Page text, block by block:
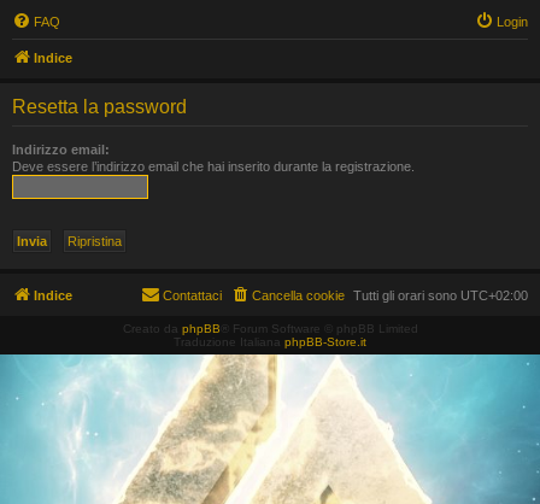
FAQ Login
Indice
Resetta la password
Indirizzo email:
Deve essere l’indirizzo email che hai inserito durante la registrazione.
Indice Tutti gli orari sono UTC+02:00
Cancella cookie
Contattaci
Creato da phpBB ® Forum Software © phpBB Limited
Traduzione Italiana phpBB-Store.it